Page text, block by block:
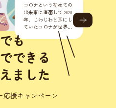
コロナという初めての
出来事に直面して 2020
年、じわじわと耳にし
ていたコロナが世界的
に流行り始めました。
正直こんな様々なとこ
ろに影響が出るなんて
思いもし
も
できる
ました
応援キャンペーン